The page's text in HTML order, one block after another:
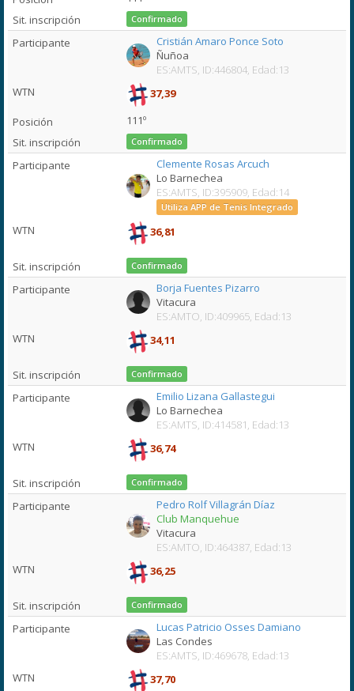
Confirmado
Cristián Amaro Ponce Soto
Ñuñoa
ES:AMTS, ID:446804, Edad:13
37,39
111º
Confirmado
Clemente Rosas Arcuch
Lo Barnechea
ES:AMTS, ID:395909, Edad:14
Utiliza APP de Tenis Integrado
36,81
Confirmado
Borja Fuentes Pizarro
Vitacura
ES:AMTO, ID:409965, Edad:13
34,11
Confirmado
Emilio Lizana Gallastegui
Lo Barnechea
ES:AMTS, ID:414581, Edad:13
36,74
Confirmado
Pedro Rolf Villagrán Díaz
Club Manquehue
Vitacura
ES:AMTO, ID:464387, Edad:13
36,25
Confirmado
Lucas Patricio Osses Damiano
Las Condes
ES:AMTS, ID:469678, Edad:13
37,70